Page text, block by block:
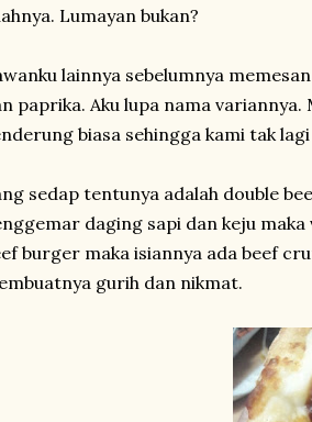
Lumayan bukan?
lainnya sebelumnya
paprika. Aku lupa nama
biasa sehingga kami tak
sedap tentunya adalah double
daging sapi dan keju
burger maka isiannya ada beef
gurih dan nikmat.